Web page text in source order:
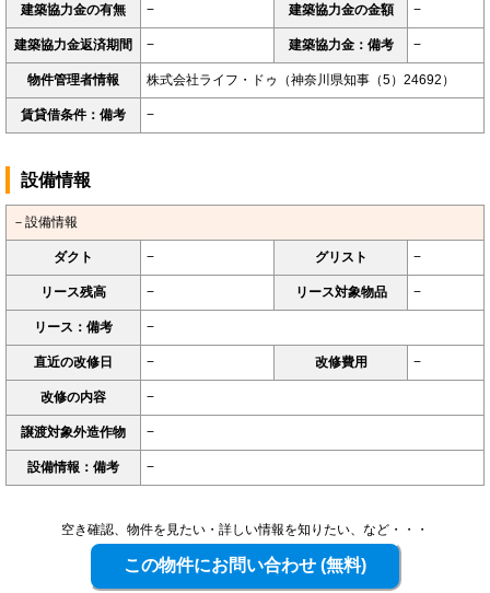
建築協力金の有無 − 建築協力金の金額 −
建築協力金返済期間 − 建築協力金：備考 −
物件管理者情報 株式会社ライフ・ドゥ（神奈川県知事（5）24692）
賃貸借条件：備考 −
設備情報
－設備情報
ダクト − グリスト −
リース残高 − リース対象物品 −
リース：備考 −
直近の改修日 − 改修費用 −
改修の内容 −
譲渡対象外造作物 −
設備情報：備考 −
空き確認、物件を見たい・詳しい情報を知りたい、など・・・